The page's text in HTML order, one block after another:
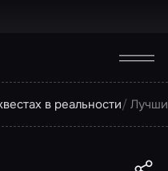
в реальности